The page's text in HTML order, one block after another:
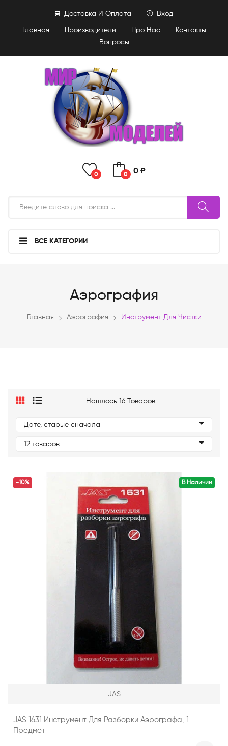
Главная Производители Про Нас
Контакты
Вопросы
Доставка И Оплата Вход
0 0 0 ₽
ВСЕ КАТЕГОРИИ
Аэрография
Главная Аэрография Инструмент Для Чистки
Нашлось 16 Товаров
Дате, старые сначала
12 товаров
В Наличии
-10%
JAS
JAS 1631 Инструмент Для Разборки Аэрографа, 1
Предмет